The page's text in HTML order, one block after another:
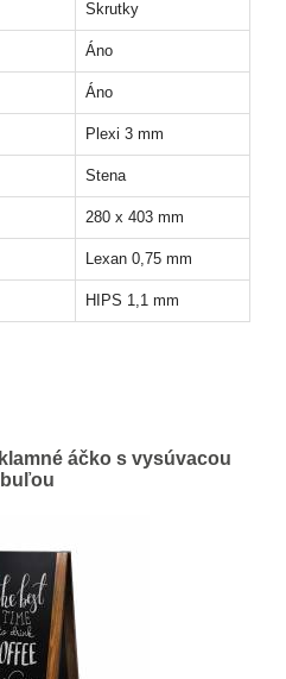
Skrutky
Áno
Áno
Plexi 3 mm
Stena
280 x 403 mm
Lexan 0,75 mm
HIPS 1,1 mm
áčko s vysúvacou